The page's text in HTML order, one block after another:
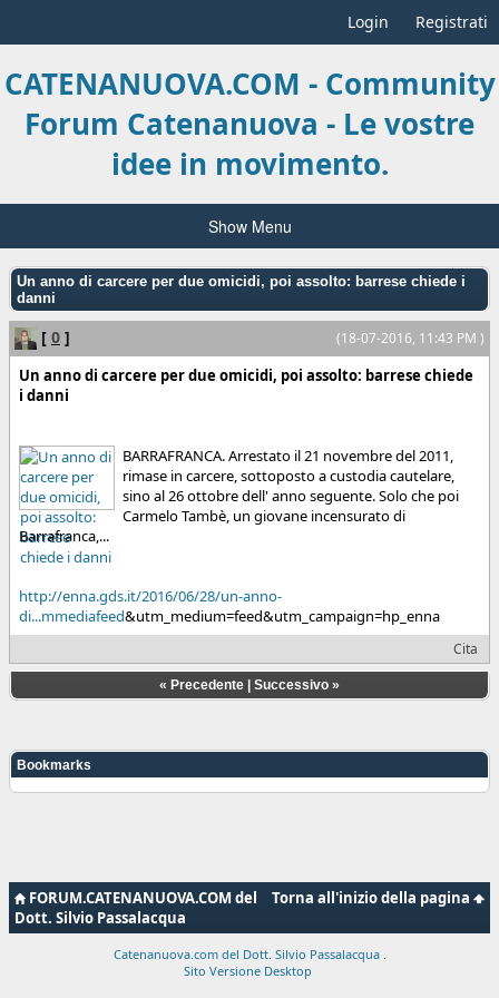
Login Registrati
CATENANUOVA.COM - Community
Forum Catenanuova - Le vostre
idee in movimento.
Show Menu
Un anno di carcere per due omicidi, poi assolto: barrese chiede i
danni
(18-07-2016, 11:43 PM )
[ 0 ]
Un anno di carcere per due omicidi, poi assolto: barrese chiede
i danni
BARRAFRANCA. Arrestato il 21 novembre del 2011,
rimase in carcere, sottoposto a custodia cautelare,
sino al 26 ottobre dell' anno seguente. Solo che poi
Carmelo Tambè, un giovane incensurato di
Barrafranca,...
http://enna.gds.it/2016/06/28/un-anno-
di...mmediafeed&utm_medium=feed&utm_campaign=hp_enna
Cita
« Precedente Successivo »
Bookmarks
Torna all'inizio della pagina
FORUM.CATENANUOVA.COM del
Dott. Silvio Passalacqua
Catenanuova.com del Dott. Silvio Passalacqua
Sito Versione Desktop